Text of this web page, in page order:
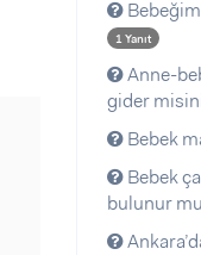
1 Yanıt
Anne-
gider
Bebek
Bebek
bulunur